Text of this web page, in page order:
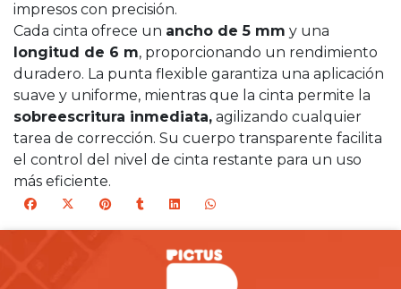
impresos con precisión.
Cada cinta ofrece un ancho de 5 mm y una
longitud de 6 m, proporcionando un rendimiento
duradero. La punta flexible garantiza una aplicación
suave y uniforme, mientras que la cinta permite la
sobreescritura inmediata, agilizando cualquier
tarea de corrección. Su cuerpo transparente facilita
el control del nivel de cinta restante para un uso
más eficiente.